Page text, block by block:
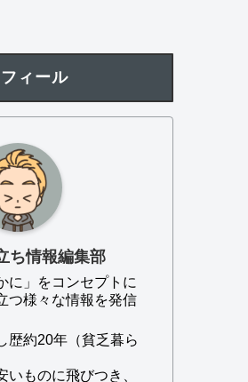
ィール
ち情報編集部
に」をコンセプトに
つ様々な情報を発信
歴約20年（貧乏暮ら
いものに飛びつき、